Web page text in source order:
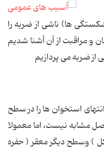
ها) ناشی از ضربه را
و مراقبت از آن آشنا شدیم
از ضربه می پردازیم
استخوان ها را در سطح
مشابه نیست، اما معمولا
وسطح دیگر معقر ( حفره